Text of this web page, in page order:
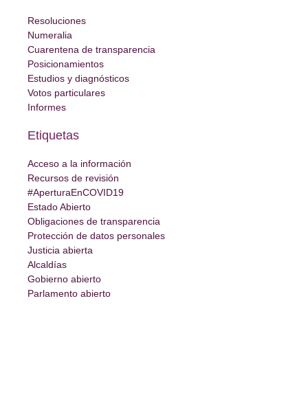
Resoluciones
Numeralia
Cuarentena de transparencia
Posicionamientos
Estudios y diagnósticos
Votos particulares
Informes
Etiquetas
Acceso a la información
Recursos de revisión
#AperturaEnCOVID19
Estado Abierto
Obligaciones de transparencia
Protección de datos personales
Justicia abierta
Alcaldías
Gobierno abierto
Parlamento abierto